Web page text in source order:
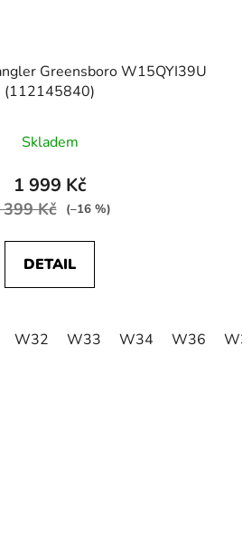
Greensboro W15QYI39U
(112145840)
Skladem
1 999 Kč
Kč (–16 %)
DETAIL
W32 W33 W34 W36